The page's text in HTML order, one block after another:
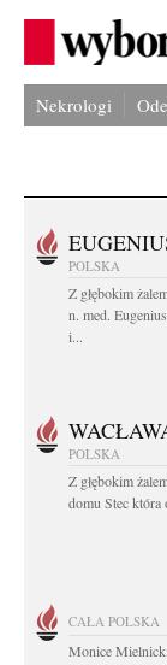
Nekrologi
POLSKA
Z głębokim
n. med.
i...
POLSKA
Z głębokim
domu Stec która
CAŁA POLSKA
Monice